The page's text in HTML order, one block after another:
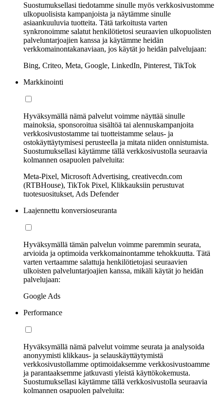
Suostumuksellasi tiedotamme sinulle myös verkkosivustomme
ulkopuolisista kampanjoista ja näytämme sinulle
asiaankuuluvia tuotteita. Tätä tarkoitusta varten
synkronoimme salatut henkilötietosi seuraavien ulkopuolisten
palveluntarjoajien kanssa ja käytämme heidän
verkkomainontakanaviaan, jos käytät jo heidän palvelujaan:
Bing, Criteo, Meta, Google, LinkedIn, Pinterest, TikTok
Markkinointi
Hyväksymällä nämä palvelut voimme näyttää sinulle
mainoksia, sponsoroitua sisältöä tai alennuskampanjoita
verkkosivustostamme tai tuotteistamme selaus- ja
ostokäyttäytymisesi perusteella ja mitata niiden onnistumista.
Suostumuksellasi käytämme tällä verkkosivustolla seuraavia
kolmannen osapuolen palveluita:
Meta-Pixel, Microsoft Advertising, creativecdn.com
(RTBHouse), TikTok Pixel, Klikkauksiin perustuvat
tuotesuositukset, Ads Defender
Laajennettu konversioseuranta
Hyväksymällä tämän palvelun voimme paremmin seurata,
arvioida ja optimoida verkkomainontamme tehokkuutta. Tätä
varten vertaamme salattuja henkilötietojasi seuraavien
ulkoisten palveluntarjoajien kanssa, mikäli käytät jo heidän
palvelujaan:
Google Ads
Performance
Hyväksymällä nämä palvelut voimme seurata ja analysoida
anonyymisti klikkaus- ja selauskäyttäytymistä
verkkosivustollamme optimoidaksemme verkkosivustoamme
ja parantaaksemme jatkuvasti yleistä käyttökokemusta.
Suostumuksellasi käytämme tällä verkkosivustolla seuraavia
kolmannen osapuolen palveluita: